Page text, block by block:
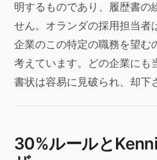
明するものであり、履歴書の
せん。オランダの採用担当者
企業のこの特定の職務を望む
考えています。どの企業にも
書状は容易に見破られ、却下
30%ルールと